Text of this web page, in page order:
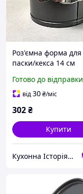
Роз'ємна форма для
паски/кекса 14 см
Готово до відправки
від30₴/міс
302₴
Купити
Кухонна Історія - товари для кухні та дому